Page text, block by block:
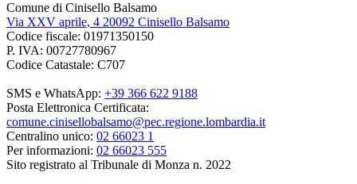
Comune di Cinisello Balsamo
Via XXV aprile, 4 20092 Cinisello Balsamo
Codice fiscale: 01971350150
P. IVA: 00727780967
Codice Catastale: C707
SMS e WhatsApp: +39 366 622 9188
Posta Elettronica Certificata:
comune.cinisellobalsamo@pec.regione.lombardia.it
Centralino unico: 02 66023 1
Per informazioni: 02 66023 555
Sito registrato al Tribunale di Monza n. 2022